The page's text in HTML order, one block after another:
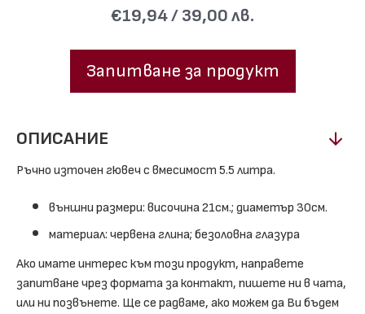
€19,94 / 39,00 лв.
Запитване за продукт
ОПИСАНИЕ
Ръчно източен гювеч с вмесимост 5.5 литра.
външни размери: височина 21см.; диаметър 30см.
материал: червена глина; безоловна глазура
Ако имате интерес към този продукт, направете
запитване чрез формата за контакт, пишете ни в чата,
или ни позвънете. Ще се радваме, ако можем да Ви бъдем